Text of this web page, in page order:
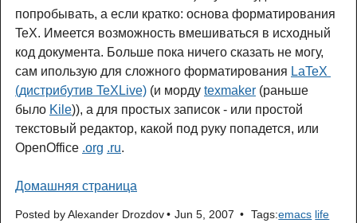
попробывать, а если кратко: основа форматирования
TeX. Имеется возможность вмешиваться в исходный
код документа. Больше пока ничего сказать не могу,
сам ипользую для сложного форматирования LaTeX
(дистрибутив TeXLive) (и морду texmaker (раньше
было Kile)), а для простых записок - или простой
текстовый редактор, какой под руку попадется, или
OpenOffice .org .ru.
Домашняя страница
Posted by Alexander Drozdov Jun 5, 2007 Tags:emacs life